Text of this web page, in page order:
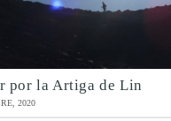
por la Artiga de Lin
2020